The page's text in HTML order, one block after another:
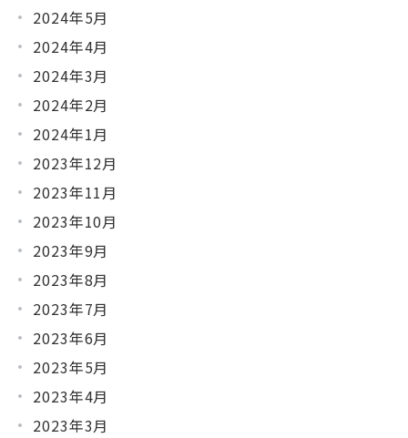
2024年5月
2024年4月
2024年3月
2024年2月
2024年1月
2023年12月
2023年11月
2023年10月
2023年9月
2023年8月
2023年7月
2023年6月
2023年5月
2023年4月
2023年3月